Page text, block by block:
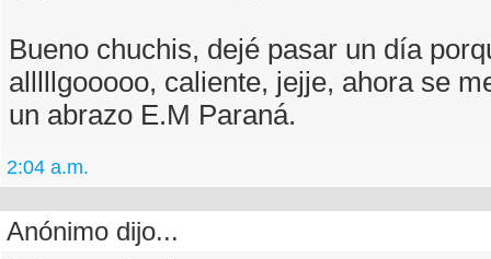
Bueno chuchis, dejé pasar un día
alllllgooooo, caliente, jejje, ahora se
un abrazo E.M Paraná.
2:04 a.m.
Anónimo dijo...